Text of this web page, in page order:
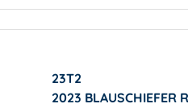
23T2
2023 BLAUSCHIEFER